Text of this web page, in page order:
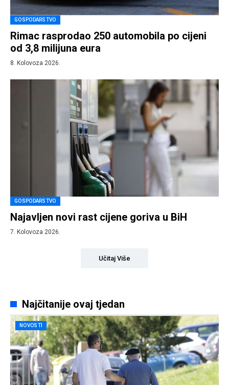
GOSPODARSTVO
Rimac rasprodao 250 automobila po cijeni
od 3,8 milijuna eura
8. Kolovoza 2026.
GOSPODARSTVO
Najavljen novi rast cijene goriva u BiH
7. Kolovoza 2026.
Učitaj Više
Najčitanije ovaj tjedan
NOVOSTI